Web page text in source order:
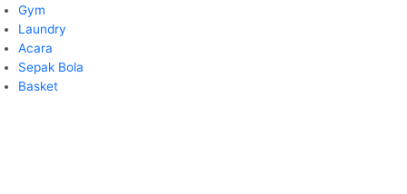
Gym
Laundry
Acara
Sepak Bola
Basket